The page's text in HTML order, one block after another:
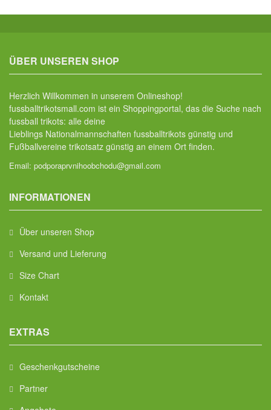
ÜBER UNSEREN SHOP
Herzlich Willkommen in unserem Onlineshop!
fussballtrikotsmall.com ist ein Shoppingportal, das die Suche nach
fussball trikots: alle deine
Lieblings Nationalmannschaften fussballtrikots günstig und
Fußballvereine trikotsatz günstig an einem Ort finden.
Email: podporaprvnihoobchodu@gmail.com
INFORMATIONEN
Über unseren Shop
Versand und Lieferung
Size Chart
Kontakt
EXTRAS
Geschenkgutscheine
Partner